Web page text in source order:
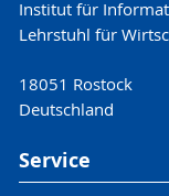
Institut für
Lehrstuhl für
18051 Rostock
Deutschland
Service